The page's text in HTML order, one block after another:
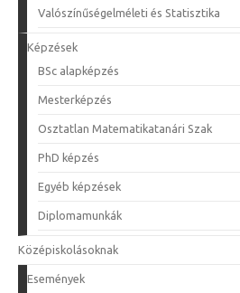
Valószínűségelméleti és Statisztika
Képzések
BSc alapképzés
Mesterképzés
Osztatlan Matematikatanári Szak
PhD képzés
Egyéb képzések
Diplomamunkák
Középiskolásoknak
Események